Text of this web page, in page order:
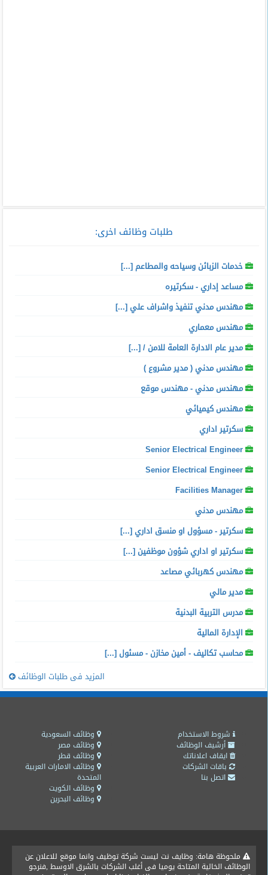
طلبات وظائف اخرى:
خدمات الزبائن وسياحه والمطاعم [...]
مساعد إداري - سكرتيره
مهندس مدني تنفيذ واشراف علي [...]
مهندس معماري
مدير عام الادارة العامة للامن / [...]
مهندس مدني ( مدير مشروع )
مهندس مدني - مهندس موقع
مهندس كيميائي
سكرتير اداري
Senior Electrical Engineer
Senior Electrical Engineer
Facilities Manager
مهندس مدني
سكرتير - مسؤول او منسق اداري [...]
سكرتير او اداري شؤون موظفين [...]
مهندس كهربائي مصاعد
مدير مالي
مدرس التربية البدنية
الإدارة المالية
محاسب تكاليف - أمين مخازن - مسئول [...]
المزيد فى طلبات الوظائف
وظائف السعودية
وظائف مصر
وظائف قطر
وظائف الامارات العربية
المتحدة
وظائف الكويت
وظائف البحرين
شروط الاستخدام
أرشيف الوظائف
ايقاف اعلاناتك
باقات الشركات
اتصل بنا
ملحوظة هامة: وظايف نت ليست شركة توظيف وانما موقع للاعلان عن
الوظائف الخالية المتاحة يوميا فى أغلب الشركات بالشرق الاوسط ,فنرجو